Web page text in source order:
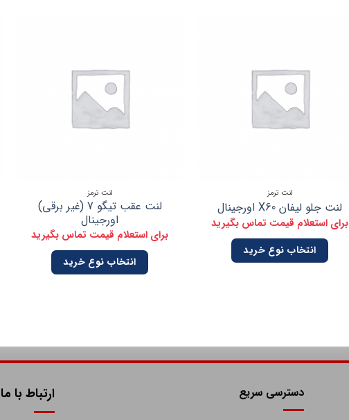
لنت ترمز
لنت جلو لیفان X60 اورجینال
برای استعلام قیمت تماس بگیرید
انتخاب نوع خرید
لنت ترمز
لنت عقب تیگو 7 (غیر برقی)
اورجینال
برای استعلام قیمت تماس بگیرید
انتخاب نوع خرید
دسترسی سریع ارتباط با ما